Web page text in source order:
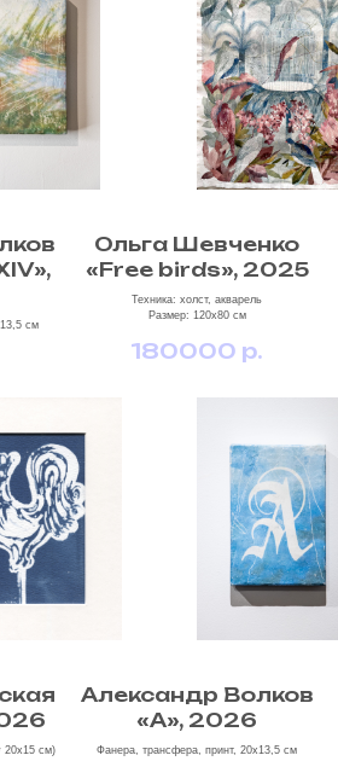
см
Ольга Шевченко
«Free birds», 2025
Техника: холст, акварель
Размер: 120х80 см
180000 р.
20х15 см)
Александр Волков
«А», 2026
Фанера, трансфера, принт, 20х13,5 см